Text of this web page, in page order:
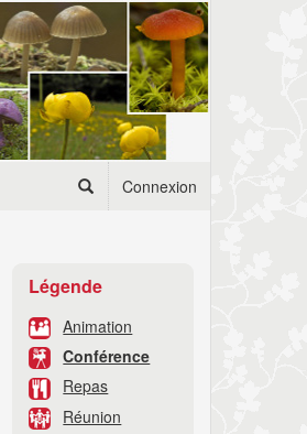
Connexion
Légende
Animation
Conférence
Repas
Réunion